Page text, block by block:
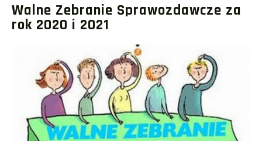
Walne Zebranie Sprawozdawcze za
rok 2020 i 2021